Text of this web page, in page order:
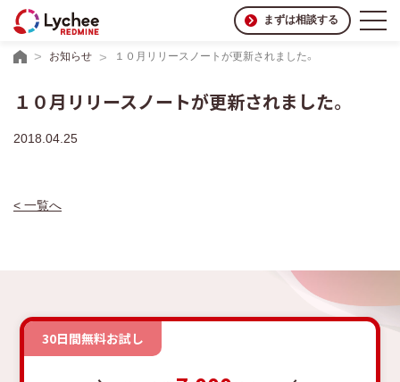
まずは相談する
お知らせ １０月リリースノートが更新されました。
１０月リリースノートが更新されました。
2018.04.25
< 一覧へ
30日間無料お試し